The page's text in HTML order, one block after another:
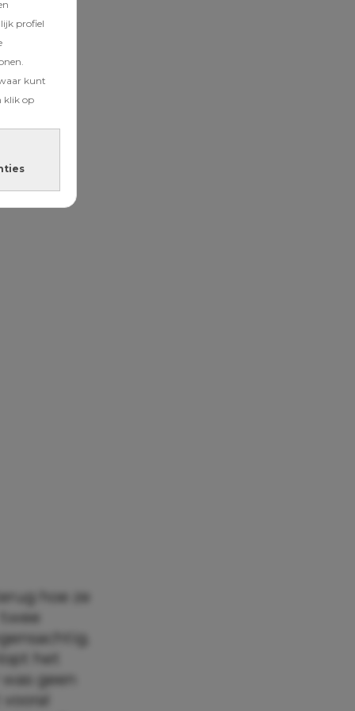
profiel
kunt
klik op
hoe ze
het
geen